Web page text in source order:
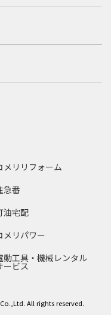
メリリフォーム
急番
油宅配
メリパワー
動工具・機械レンタル
ービス
Co.,Ltd. All rights reserved.